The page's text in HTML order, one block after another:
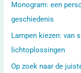
Monogram: een
geschiedenis
Lampen kiezen: van
lichtoplossingen
Op zoek naar de